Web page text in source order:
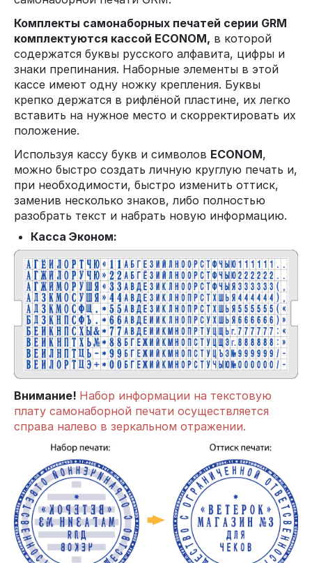
Комплекты самонаборных печатей серии GRM
комплектуются кассой ECONOM, в которой
содержатся буквы русского алфавита, цифры и
знаки препинания. Наборные элементы в этой
кассе имеют одну ножку крепления. Буквы
крепко держатся в рифлёной пластине, их легко
вставить на нужное место и скорректировать их
положение.
Используя кассу букв и символов ECONOM,
можно быстро создать личную круглую печать и,
при необходимости, быстро изменить оттиск,
заменив несколько знаков, либо полностью
разобрать текст и набрать новую информацию.
Касса Эконом:
Внимание! Набор информации на текстовую
плату самонаборной печати осуществляется
справа налево в зеркальном отражении.